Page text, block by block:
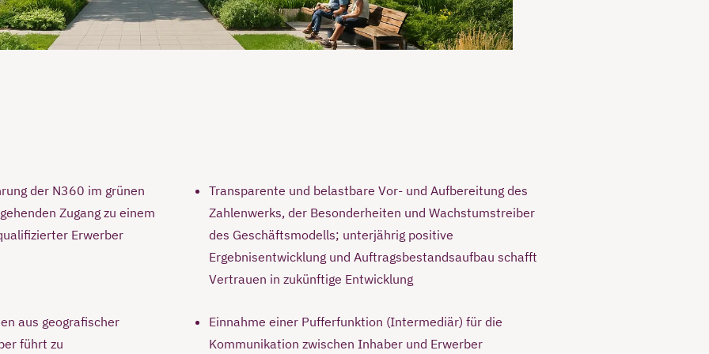
der N360 im grünen
Zugang zu einem
Erwerber
Transparente und belastbare Vor- und Aufbereitung des
Zahlenwerks, der Besonderheiten und Wachstumstreiber
des Geschäftsmodells; unterjährig positive
Ergebnisentwicklung und Auftragsbestandsaufbau schafft
Vertrauen in zukünftige Entwicklung
aus geografischer
führt zu
Einnahme einer Pufferfunktion (Intermediär) für die
Kommunikation zwischen Inhaber und Erwerber